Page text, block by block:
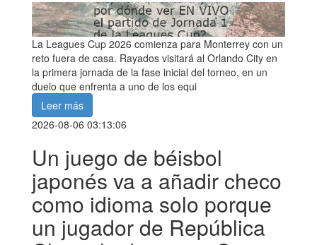
La Leagues Cup 2026 comienza para Monterrey con un
reto fuera de casa. Rayados visitará al Orlando City en
la primera jornada de la fase inicial del torneo, en un
duelo que enfrenta a uno de los equi
Leer más
2026-08-06 03:13:06
Un juego de béisbol
japonés va a añadir checo
como idioma solo porque
un jugador de República